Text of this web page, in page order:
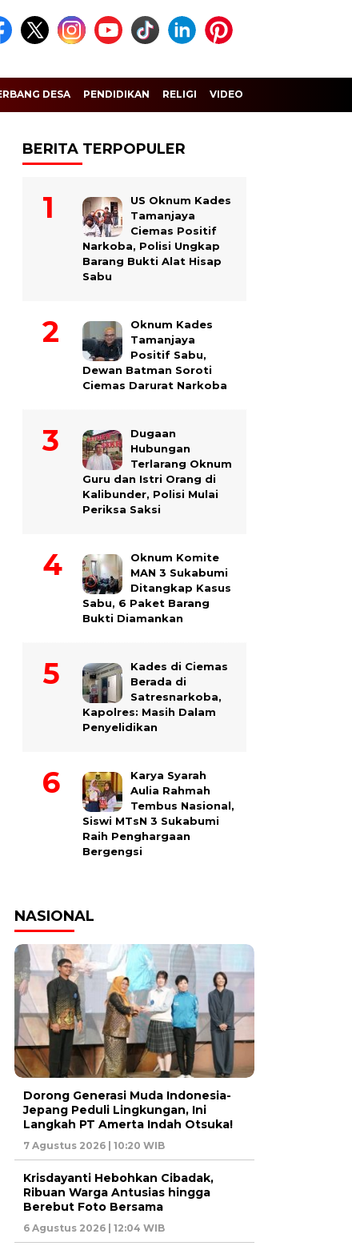
DESA PENDIDIKAN RELIGI VIDEO
BERITA TERPOPULER
US Oknum Kades
Tamanjaya
Ciemas Positif
Narkoba, Polisi Ungkap
Barang Bukti Alat Hisap
Sabu
Oknum Kades
Tamanjaya
Positif Sabu,
Dewan Batman Soroti
Ciemas Darurat Narkoba
Dugaan
Hubungan
Terlarang Oknum
Guru dan Istri Orang di
Kalibunder, Polisi Mulai
Periksa Saksi
Oknum Komite
MAN 3 Sukabumi
Ditangkap Kasus
Sabu, 6 Paket Barang
Bukti Diamankan
Kades di Ciemas
Berada di
Satresnarkoba,
Kapolres: Masih Dalam
Penyelidikan
Karya Syarah
Aulia Rahmah
Tembus Nasional,
Siswi MTsN 3 Sukabumi
Raih Penghargaan
Bergengsi
NASIONAL
Dorong Generasi Muda Indonesia-
Jepang Peduli Lingkungan, Ini
Langkah PT Amerta Indah Otsuka!
7 Agustus 2026 | 10:20 WIB
Krisdayanti Hebohkan Cibadak,
Ribuan Warga Antusias hingga
Berebut Foto Bersama
6 Agustus 2026 | 12:04 WIB